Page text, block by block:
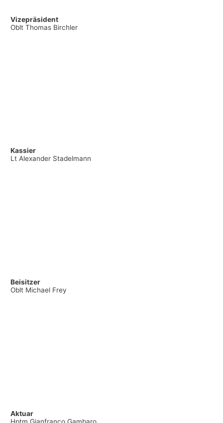
Vizepräsident
Oblt Thomas Birchler
Kassier
Lt Alexander Stadelmann
Beisitzer
Oblt Michael Frey
Aktuar
Hptm Gianfranco Gambaro